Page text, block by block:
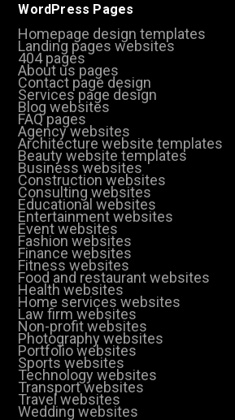
WordPress Pages
Homepage design templates
Landing pages websites
404 pages
About us pages
Contact page design
Services page design
Blog websites
FAQ pages
Agency websites
Architecture website templates
Beauty website templates
Business websites
Construction websites
Consulting websites
Educational websites
Entertainment websites
Event websites
Fashion websites
Finance websites
Fitness websites
Food and restaurant websites
Health websites
Home services websites
Law firm websites
Non-profit websites
Photography websites
Portfolio websites
Sports websites
Technology websites
Transport websites
Travel websites
Wedding websites